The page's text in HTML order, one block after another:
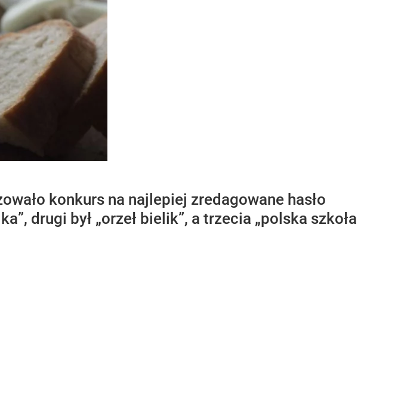
konkurs na najlepiej zredagowane hasło
drugi był „orzeł bielik”, a trzecia „polska szkoła